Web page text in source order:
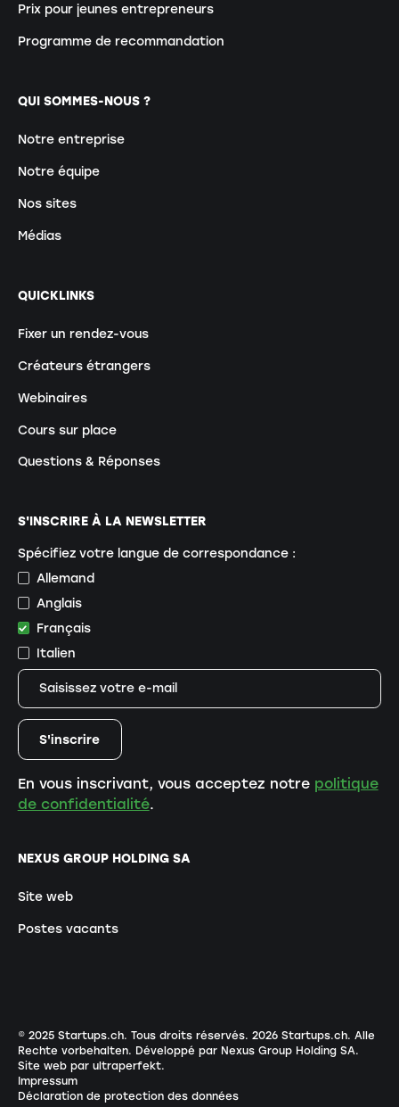
Prix pour jeunes entrepreneurs
Programme de recommandation
QUI SOMMES-NOUS ?
Notre entreprise
Notre équipe
Nos sites
Médias
QUICKLINKS
Fixer un rendez-vous
Créateurs étrangers
Webinaires
Cours sur place
Questions & Réponses
NEXUS GROUP HOLDING SA
Site web
Postes vacants
S'INSCRIRE À LA NEWSLETTER
Spécifiez votre langue de correspondance :
Allemand
Anglais
Français
Italien
En vous inscrivant, vous acceptez notre politique
de confidentialité.
© 2025 Startups.ch. Tous droits réservés. 2026Startups.ch. Alle
Rechte vorbehalten. Développé par Nexus Group Holding SA.
Site web par ultraperfekt.
Impressum
Déclaration de protection des données